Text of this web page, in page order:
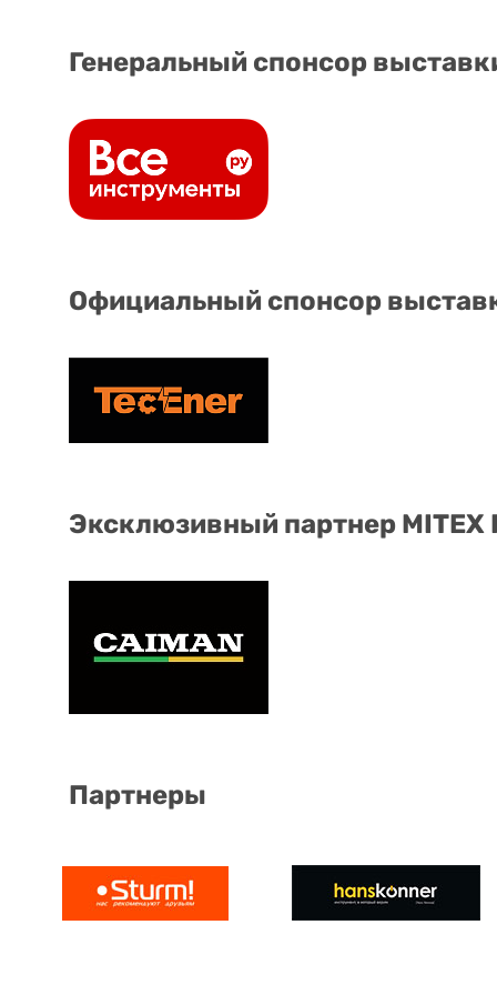
Генеральный спонсор
Официальный спонсор
Эксклюзивный партнер
Партнеры